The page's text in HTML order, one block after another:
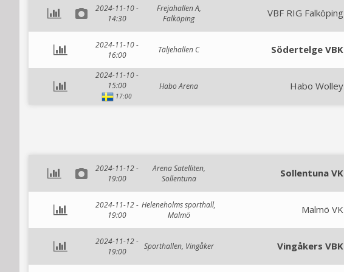
2024-11-10 -
14:30
Frejahallen A,
Falköping
VBF RIG Falköping
2024-11-10 -
16:00
Täljehallen C Södertelge VBK
2024-11-10 -
15:00
17:00
Habo Arena Habo Wolley
2024-11-12 -
19:00
Arena Satelliten,
Sollentuna
Sollentuna VK
2024-11-12 -
19:00
Heleneholms sporthall,
Malmö
Malmö VK
2024-11-12 -
19:00
Sporthallen, Vingåker Vingåkers VBK